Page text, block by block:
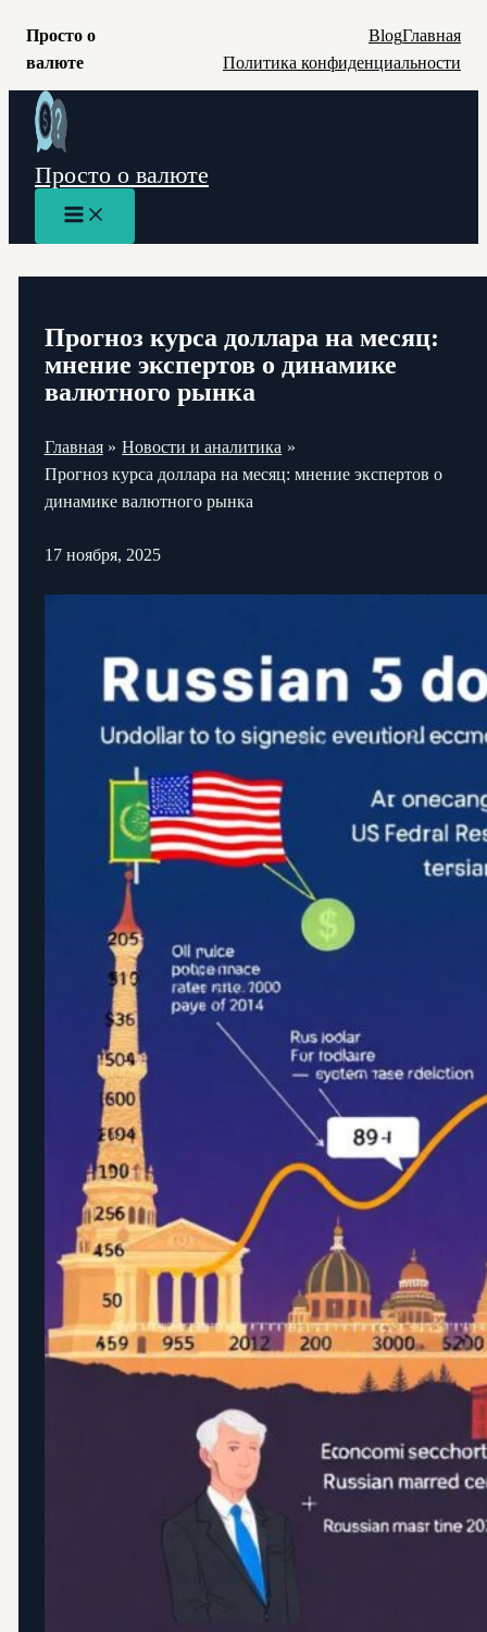
Просто о
валюте
BlogГлавная
Политика конфиденциальности
Перейти
содержимому
Просто о валюте
Main
Menu
Прогноз курса доллара на месяц:
мнение экспертов о динамике
валютного рынка
Главная
Новости и аналитика
Прогноз курса доллара на месяц: мнение экспертов о
динамике валютного рынка
17 ноября, 2025